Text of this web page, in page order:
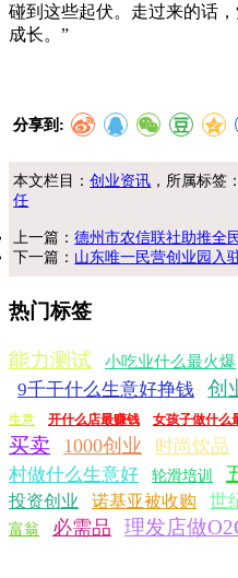
碰到这些起伏。走过来的话
成长。”
分享到:
本文栏目：创业资讯 ，所属标签：
任
上一篇：德州市农信联社助推全
下一篇： 山东唯一民营创业园入
热门标签
能力测试 小吃业什么最火爆
9千干什么生意好挣钱
创
生意
开什么店最赚钱 女孩子做什么
买卖
1000创业 时尚饮品
村做什么生意好
轮滑培训
投资创业 诺基亚被收购 世
富翁
必需品 理发店做